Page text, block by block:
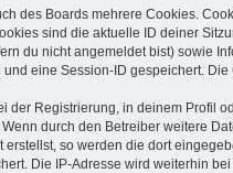
des Boards mehrere Cookies.
sind die aktuelle ID deiner
du nicht angemeldet bist) sowie
eine Session-ID gespeichert.
der Registrierung, in deinem Profil
durch den Betreiber weitere
so werden die dort
Die IP-Adresse wird weiterhin